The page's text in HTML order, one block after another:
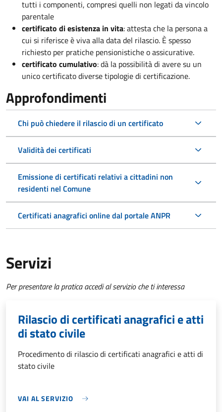
tutti i componenti, compresi quelli non legati da vincolo
parentale
certificato di esistenza in vita: attesta che la persona a
cui si riferisce è viva alla data del rilascio. È spesso
richiesto per pratiche pensionistiche o assicurative.
certificato cumulativo: dà la possibilità di avere su un
unico certificato diverse tipologie di certificazione.
Approfondimenti
Chi può chiedere il rilascio di un certificato
Validità dei certificati
Emissione di certificati relativi a cittadini non
residenti nel Comune
Certificati anagrafici online dal portale ANPR
Servizi
Per presentare la pratica accedi al servizio che ti interessa
Rilascio di certificati anagrafici e atti
di stato civile
Procedimento di rilascio di certificati anagrafici e atti di
stato civile
VAI AL SERVIZIO